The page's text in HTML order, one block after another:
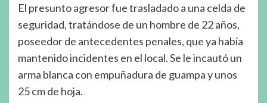
El presunto agresor fue trasladado a una celda de
seguridad, tratándose de un hombre de 22 años,
poseedor de antecedentes penales, que ya había
mantenido incidentes en el local. Se le incautó un
arma blanca con empuñadura de guampa y unos
25 cm de hoja.